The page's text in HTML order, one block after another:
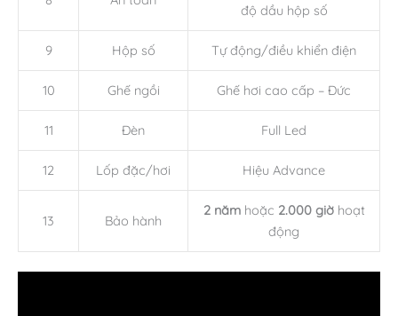
độ dầu hộp số
9 Hộp số Tự động/điều khiển điện
10 Ghế ngồi Ghế hơi cao cấp – Đức
11 Đèn Full Led
12 Lốp đặc/hơi Hiệu Advance
13 Bảo hành
2 nămhoặc 2.000 giờhoạt
động